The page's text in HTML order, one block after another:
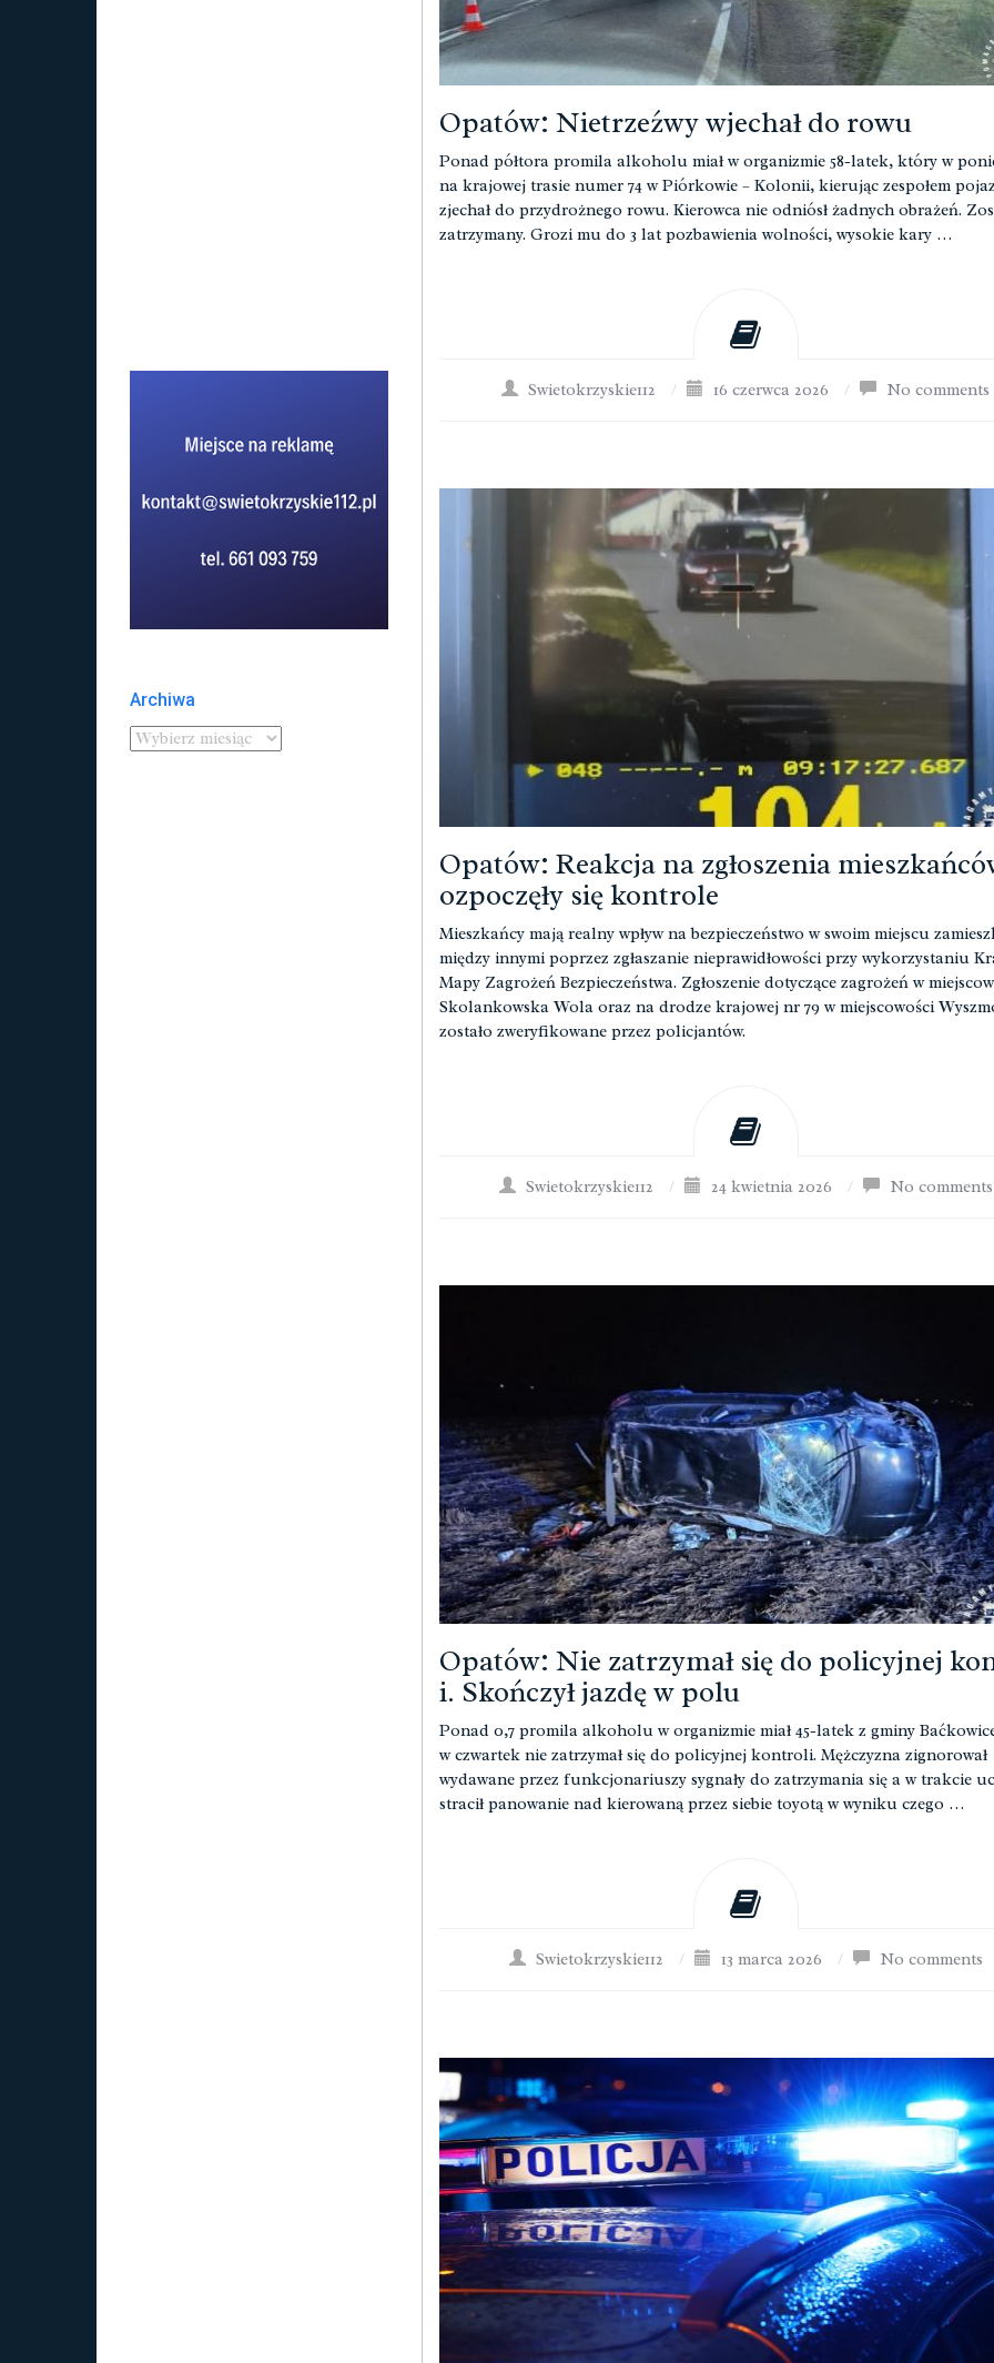
Opatów: Nietrzeźwy wjechał do rowu
Ponad półtora promila alkoholu miał w organizmie 58-latek, który w
na krajowej trasie numer 74 w Piórkowie – Kolonii, kierując zespołem
zjechał do przydrożnego rowu. Kierowca nie odniósł żadnych obrażeń.
zatrzymany. Grozi mu do 3 lat pozbawienia wolności, wysokie kary …
Swietokrzyskie112 / 16 czerwca 2026 / No comments
Opatów: Reakcja na zgłoszenia
ozpoczęły się kontrole
Mieszkańcy mają realny wpływ na bezpieczeństwo w swoim miejscu
między innymi poprzez zgłaszanie nieprawidłowości przy wykorzystaniu
Mapy Zagrożeń Bezpieczeństwa. Zgłoszenie dotyczące zagrożeń w
Skolankowska Wola oraz na drodze krajowej nr 79 w miejscowości
zostało zweryfikowane przez policjantów.
Swietokrzyskie112 / 24 kwietnia 2026 / No comments
Opatów: Nie zatrzymał się do policyjnej
i. Skończył jazdę w polu
Ponad 0,7 promila alkoholu w organizmie miał 45-latek z gminy
w czwartek nie zatrzymał się do policyjnej kontroli. Mężczyzna zignorował
wydawane przez funkcjonariuszy sygnały do zatrzymania się a w trakcie
stracił panowanie nad kierowaną przez siebie toyotą w wyniku czego …
Swietokrzyskie112 / 13 marca 2026 / No comments
Archiwa